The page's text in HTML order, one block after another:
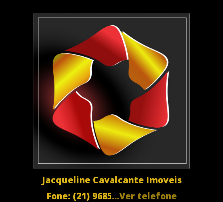
Jacqueline Cavalcante Imoveis
Fone: (21) 9685...Ver telefone